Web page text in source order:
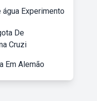
água Experimento
De
Cruzi
Em Alemão